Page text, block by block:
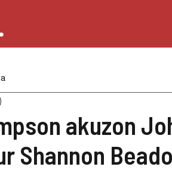
akuzon
Shannon